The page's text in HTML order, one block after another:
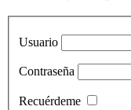
Usuario
Contraseña
Recuérdeme